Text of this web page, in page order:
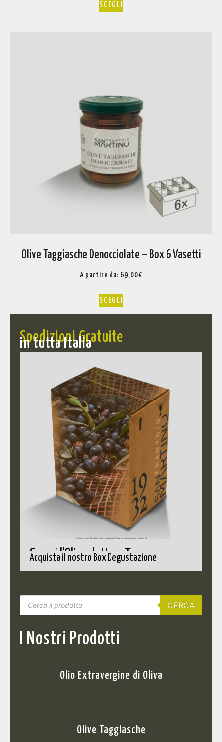
SCEGLI
Olive Taggiasche Denocciolate – Box 6 Vasetti
A partire da: 69,00€
SCEGLI
Spedizioni Gratuite
in tutta Italia
Scopri l'Olio adatto a Te
Acquista il nostro Box Degustazione
CERCA
I Nostri Prodotti
Olio Extravergine di Oliva
Olive Taggiasche